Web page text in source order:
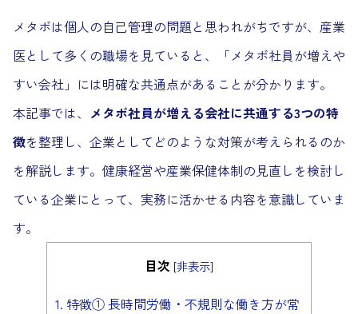
メタボは個人の自己管理の問題と思われがちですが、産業
医として多くの職場を見ていると、「メタボ社員が増えや
すい会社」には明確な共通点があることが分かります。
本記事では、 メタボ社員が増える会社に共通する3つの特
徴を整理し、企業としてどのような対策が考えられるのか
を解説します。健康経営や産業保健体制の見直しを検討し
ている企業にとって、実務に活かせる内容を意識していま
す。
目次 [非表示]
1. 特徴① 長時間労働・不規則な働き方が常